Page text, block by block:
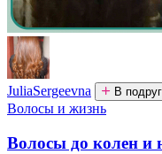
JuliaSergeevna В
Волосы и жизнь
Волосы до колен и